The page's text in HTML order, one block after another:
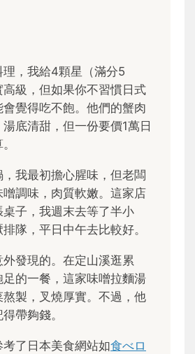
，我給4顆星（滿分5
級，但如果你不習慣日式
覺得吃不飽。他們的蟹肉
底清甜，但一份要價1萬日
我最初擔心腥味，但老闆
調味，肉質軟嫩。這家店
子，我週末去等了半小
隊，平日中午去比較好。
發現的。在定山溪逛累
的一餐，這家味噌拉麵湯
製，叉燒厚實。不過，他
帶夠錢。
了日本美食網站如食べロ